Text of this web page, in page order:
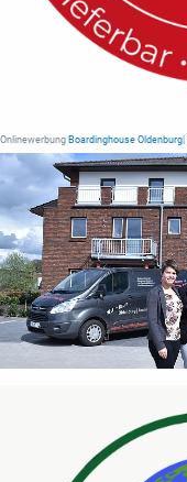
Onlinewerbung Boardinghouse Oldenburg